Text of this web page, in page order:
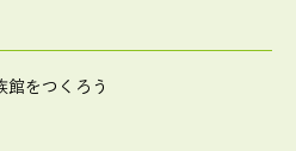
館をつくろう